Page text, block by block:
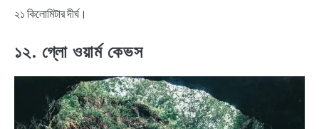
২১ কিলোমিটার দীর্ঘ।
১২. গ্লো ওয়ার্ম কেভস